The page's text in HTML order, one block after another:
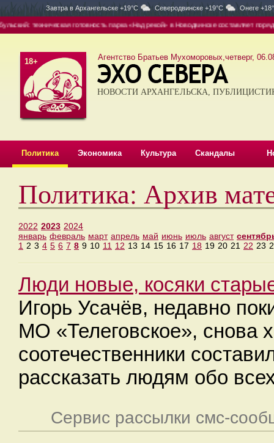
Завтра в Архангельске +19°C Северодвинске +19°C Онеге
техническая готовность парка «Над рекой» в Новодвинске составляет порядка
18+ Агентство Братьев Мухоморовых,четверг,
НОВОСТИ АРХАНГЕЛЬСКА,
Политика Экономика Культура Скандалы
Политика: Архив
2022 2023 2024
январь февраль март апрель май июнь июль август
1 2 3 4 5 6 7 8 9 10 11 12 13 14 15 16 17 18 19 20 21 22 23
Люди новые, косяки
Игорь Усачёв, недавно
МО «Телеговское», снова
соотечественники
рассказать людям обо
Сервис рассылки смс-